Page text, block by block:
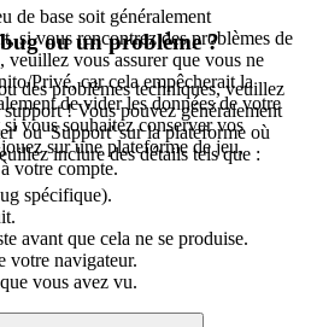
de base soit généralement
si vous rencontrez des problèmes de
veuillez vous assurer que vous ne
Privé, car cela empêcherait la
de vider les données de votre
vous souhaitez conserver vos
sur une plateforme de jeu,
votre compte.
ou un problème ?
des problèmes techniques, veuillez
! Vous pouvez généralement
ou 'Support' sur la plateforme où
inclure des détails tels que :
spécifique).
avant que cela ne se produise.
votre navigateur.
vous avez vu.